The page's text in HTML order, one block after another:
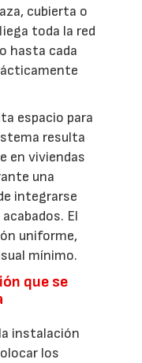
cubierta o
toda la red
hasta cada
espacio para
resulta
en viviendas
una
integrarse
El
uniforme,
mínimo.
que se
instalación
los